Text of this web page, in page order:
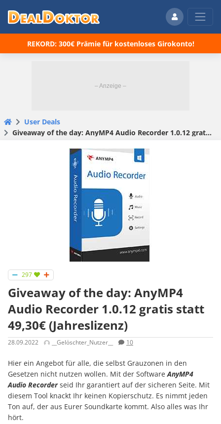
REKORD: 300€ Prämie für kostenloses Girokonto!
User Deals
Giveaway of the day: AnyMP4 Audio Recorder 1.0.12 gratis statt 49,30€ (Jahreslizenz)
297
Giveaway of the day: AnyMP4
Audio Recorder 1.0.12 gratis statt
49,30€ (Jahreslizenz)
28.09.2022 __Gelöschter_Nutzer__ 10
Hier ein Angebot für alle, die selbst Grauzonen in den
Gesetzen nicht nutzen wollen. Mit der SoftwareAnyMP4
Audio Recorderseid Ihr garantiert auf der sicheren Seite. Mit
diesem Tool knackt Ihr keinen Kopierschutz. Es nimmt jeden
Ton auf, der aus Eurer Soundkarte kommt. Also alles was Ihr
hört.